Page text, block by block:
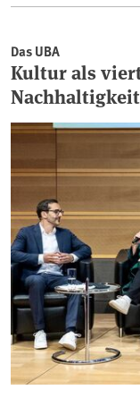
Das UBA
Kultur als
Nachhaltigkeit